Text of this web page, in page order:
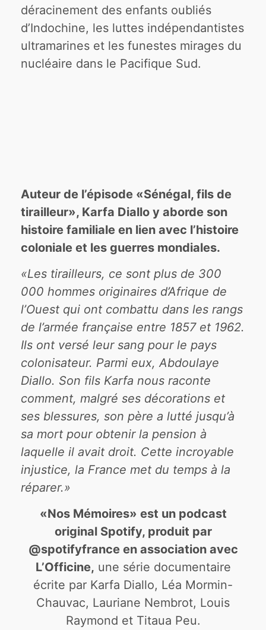
déracinement des enfants oubliés
d’Indochine, les luttes indépendantistes
ultramarines et les funestes mirages du
nucléaire dans le Pacifique Sud.
Auteur de l’épisode «Sénégal, fils de
tirailleur», Karfa Diallo y aborde son
histoire familiale en lien avec l’histoire
coloniale et les guerres mondiales.
«Les tirailleurs, ce sont plus de 300
000 hommes originaires d’Afrique de
l’Ouest qui ont combattu dans les rangs
de l’armée française entre 1857 et 1962.
Ils ont versé leur sang pour le pays
colonisateur. Parmi eux, Abdoulaye
Diallo. Son fils Karfa nous raconte
comment, malgré ses décorations et
ses blessures, son père a lutté jusqu’à
sa mort pour obtenir la pension à
laquelle il avait droit. Cette incroyable
injustice, la France met du temps à la
réparer.»
«Nos Mémoires» est un podcast
original Spotify, produit par
@spotifyfrance en association avec
L’Officine, une série documentaire
écrite par Karfa Diallo, Léa Mormin-
Chauvac, Lauriane Nembrot, Louis
Raymond et Titaua Peu.